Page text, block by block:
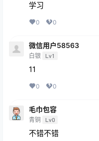
学习
0 0
微信用户58563
白银 Lv1
11
0 0
毛巾包容
青铜 Lv0
不错不错